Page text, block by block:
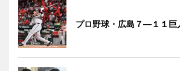
プロ野球・広島７―１１巨